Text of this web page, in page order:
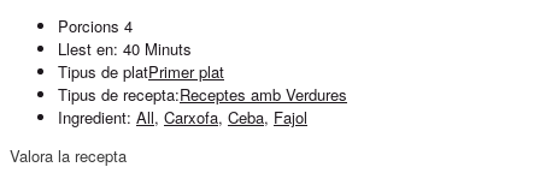
Porcions 4
Llest en: 40 Minuts
Tipus de platPrimer plat
Tipus de recepta:Receptes amb Verdures
Ingredient: All, Carxofa, Ceba, Fajol
Valora la recepta